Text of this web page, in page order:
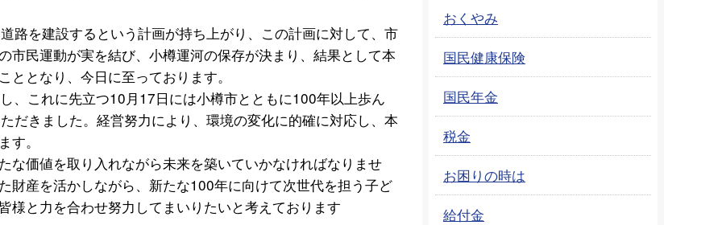
路を建設するという計画が持ち上がり、この計画に対して、市
市民運動が実を結び、小樽運河の保存が決まり、結果として本
となり、今日に至っております。
、これに先立つ10月17日には小樽市とともに100年以上歩ん
だきました。経営努力により、環境の変化に的確に対応し、本
。
な価値を取り入れながら未来を築いていかなければなりませ
財産を活かしながら、新たな100年に向けて次世代を担う子ど
様と力を合わせ努力してまいりたいと考えております
おくやみ
国民健康保険
国民年金
税金
お困りの時は
給付金